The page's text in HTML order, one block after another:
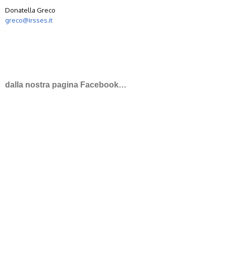
Donatella Greco
greco@irsses.it
dalla nostra pagina Facebook…